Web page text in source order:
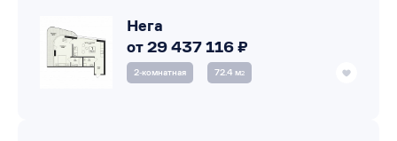
Нега
от 29 437 116 ₽
2‑комнатная 72.4 м2